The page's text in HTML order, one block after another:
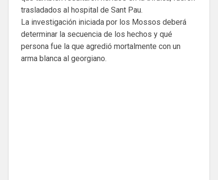
trasladados al hospital de Sant Pau.
La investigación iniciada por los Mossos deberá
determinar la secuencia de los hechos y qué
persona fue la que agredió mortalmente con un
arma blanca al georgiano.